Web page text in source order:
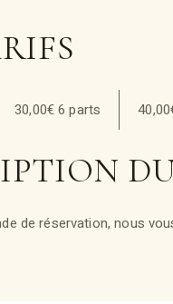
30,00€ 6 parts
de réservation, nous